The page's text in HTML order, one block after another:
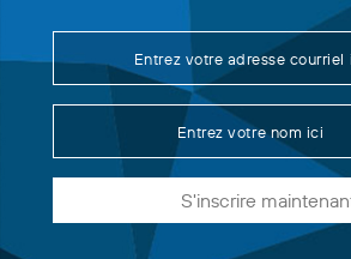
S'inscrire